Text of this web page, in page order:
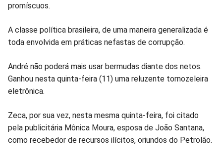
promíscuos.
A classe política brasileira, de uma maneira generalizada é
toda envolvida em práticas nefastas de corrupção.
André não poderá mais usar bermudas diante dos netos.
Ganhou nesta quinta-feira (11) uma reluzente tornozeleira
eletrônica.
Zeca, por sua vez, nesta mesma quinta-feira, foi citado
pela publicitária Mônica Moura, esposa de João Santana,
como recebedor de recursos ilícitos, oriundos do Petrolão.